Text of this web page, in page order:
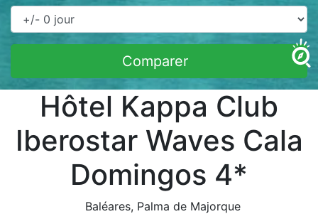
Comparer
Hôtel Kappa Club
Iberostar Waves Cala
Domingos 4*
Baléares, Palma de Majorque